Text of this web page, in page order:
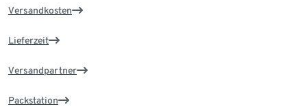
Versandkosten
Lieferzeit
Versandpartner
Packstation